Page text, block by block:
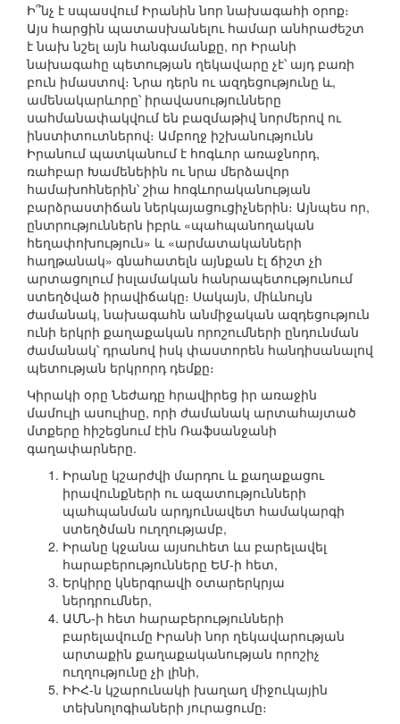
Ի՞նչ է սպասվում Իրանին նոր նախագահի օրոք։
Այս հարցին պատասխանելու համար անհրաժեշտ
է նախ նշել այն հանգամանքը, որ Իրանի
նախագահը պետության ղեկավարը չէ՝ այդ բառի
բուն իմաստով։ Նրա դերն ու ազդեցությունը և,
ամենակարևորը՝ իրավասությունները
սահմանափակվում են բազմաթիվ նորմերով ու
ինստիտուտներով։ Ամբողջ իշխանությունն
Իրանում պատկանում է հոգևոր առաջնորդ,
ռահբար Խամենեիին ու նրա մերձավոր
համախոհներին՝ շիա հոգևորականության
բարձրաստիճան ներկայացուցիչներին։ Այնպես որ,
ընտրություններն իբրև «պահպանողական
հեղափոխություն» և «արմատականների
հաղթանակ» գնահատելն այնքան էլ ճիշտ չի
արտացոլում իսլամական հանրապետությունում
ստեղծված իրավիճակը։ Սակայն, միևնույն
ժամանակ, նախագահն անմիջական ազդեցություն
ունի երկրի քաղաքական որոշումների ընդունման
ժամանակ՝ դրանով իսկ փաստորեն հանդիսանալով
պետության երկրորդ դեմքը։
Կիրակի օրը Նեժադը հրավիրեց իր առաջին
մամուլի ասուլիսը, որի ժամանակ արտահայտած
մտքերը հիշեցնում էին Ռաֆսանջանի
գաղափարները.
Իրանը կշարժվի մարդու և քաղաքացու
իրավունքների ու ազատությունների
պահպանման արդյունավետ համակարգի
ստեղծման ուղղությամբ,
Իրանը կջանա այսուհետ ևս բարելավել
հարաբերությունները ԵՄ-ի հետ,
Երկիրը կներգրավի օտարերկրյա
ներդրումներ,
ԱՄՆ-ի հետ հարաբերությունների
բարելավումը Իրանի նոր ղեկավարության
արտաքին քաղաքականության որոշիչ
ուղղությունը չի լինի,
ԻԻՀ-ն կշարունակի խաղաղ միջուկային
տեխնոլոգիաների յուրացումը։